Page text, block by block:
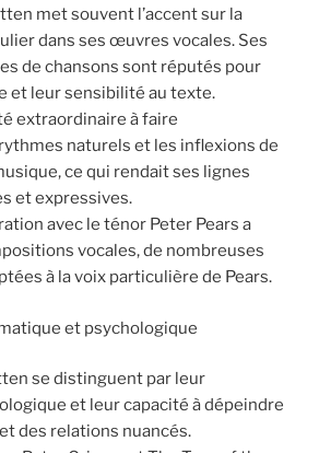
met souvent l’accent sur la
dans ses œuvres vocales. Ses
de chansons sont réputés pour
et leur sensibilité au texte.
extraordinaire à faire
naturels et les inflexions de
ce qui rendait ses lignes
et expressives.
avec le ténor Peter Pears a
vocales, de nombreuses
à la voix particulière de Pears.
et psychologique
se distinguent par leur
et leur capacité à dépeindre
des relations nuancés.